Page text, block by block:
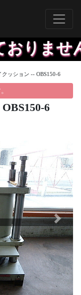
せん
クッション -- OBS150-6
6
Next